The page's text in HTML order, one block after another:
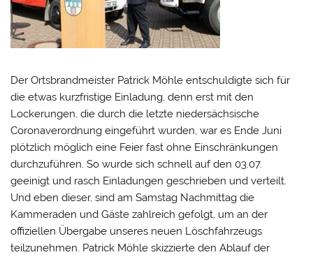
Der Ortsbrandmeister Patrick Möhle entschuldigte sich für
die etwas kurzfristige Einladung, denn erst mit den
Lockerungen, die durch die letzte niedersächsische
Coronaverordnung eingeführt wurden, war es Ende Juni
plötzlich möglich eine Feier fast ohne Einschränkungen
durchzuführen. So wurde sich schnell auf den 03.07.
geeinigt und rasch Einladungen geschrieben und verteilt.
Und eben dieser, sind am Samstag Nachmittag die
Kammeraden und Gäste zahlreich gefolgt, um an der
offiziellen Übergabe unseres neuen Löschfahrzeugs
teilzunehmen. Patrick Möhle skizzierte den Ablauf der